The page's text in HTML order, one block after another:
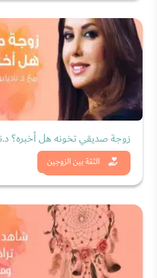
الثقة بين الزوجين
زوجة صديقي تخونه هل أخبره؟
شاهد الان